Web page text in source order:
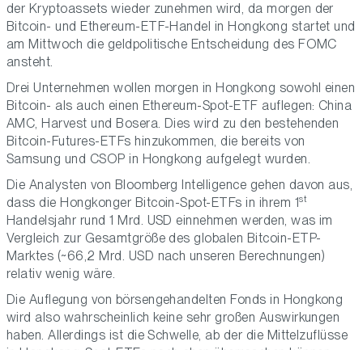
der Kryptoassets wieder zunehmen wird, da morgen der
Bitcoin- und Ethereum-ETF-Handel in Hongkong startet und
am Mittwoch die geldpolitische Entscheidung des FOMC
ansteht.
Drei Unternehmen wollen morgen in Hongkong sowohl einen
Bitcoin- als auch einen Ethereum-Spot-ETF auflegen: China
AMC, Harvest und Bosera. Dies wird zu den bestehenden
Bitcoin-Futures-ETFs hinzukommen, die bereits von
Samsung und CSOP in Hongkong aufgelegt wurden.
Die Analysten von Bloomberg Intelligence gehen davon aus,
dass die Hongkonger Bitcoin-Spot-ETFs in ihrem 1st
Handelsjahr rund 1 Mrd. USD einnehmen werden, was im
Vergleich zur Gesamtgröße des globalen Bitcoin-ETP-
Marktes (~66,2 Mrd. USD nach unseren Berechnungen)
relativ wenig wäre.
Die Auflegung von börsengehandelten Fonds in Hongkong
wird also wahrscheinlich keine sehr großen Auswirkungen
haben. Allerdings ist die Schwelle, ab der die Mittelzuflüsse